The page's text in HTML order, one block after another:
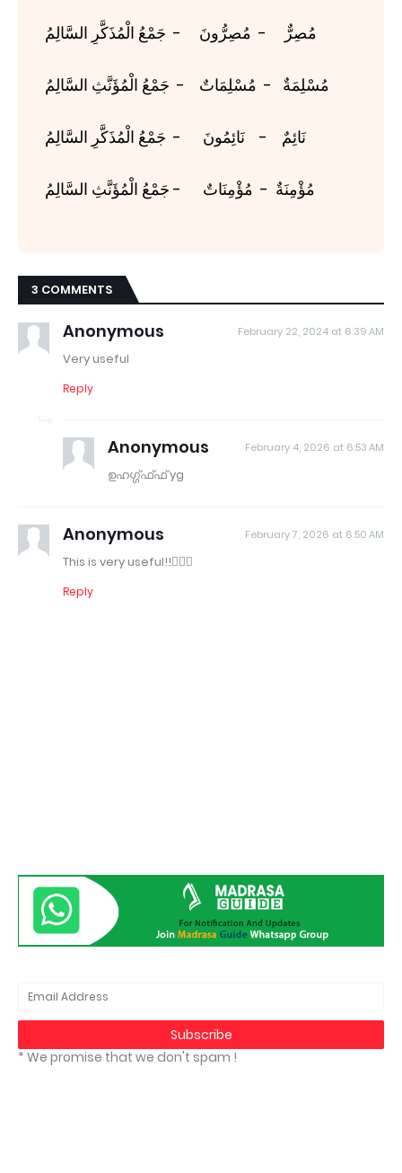
مُصِرٌّ - مُصِرُّونَ - جَمْعُ الْمُذَكَّرِ السَّالِمُ
مُسْلِمَةٌ - مُسْلِمَاتٌ - جَمْعُ الْمُؤَنَّثِ السَّالِمُ
نَائِمٌ - نَائِمُونَ - جَمْعُ الْمُذَكَّرِ السَّالِمُ
مُؤْمِنَةٌ - مُؤْمِنَاتٌ - جَمْعُ الْمُؤَنَّثِ السَّالِمُ
3 COMMENTS
Anonymous February 22, 2024 at 6:39 AM
Very useful
Reply
Anonymous February 4, 2026 at 6:53 AM
ഉഹഗ്ഗ്ഫ്ഫ് yg
Anonymous February 7, 2026 at 6:50 AM
This is very useful!!👍🏻😍
Reply
* We promise that we don't spam !